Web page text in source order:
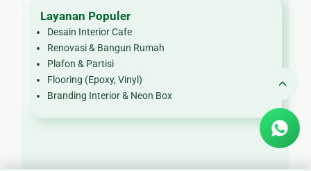
Layanan Populer
Desain Interior Cafe
Renovasi & Bangun Rumah
Plafon & Partisi
Flooring (Epoxy, Vinyl)
Branding Interior & Neon Box